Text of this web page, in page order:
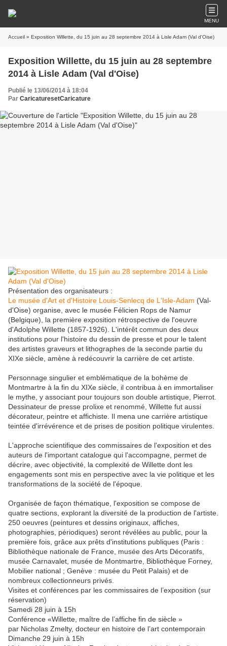
MENU
Accueil » Exposition Willette, du 15 juin au 28 septembre 2014 à Lisle Adam (Val d'Oise)
Exposition Willette, du 15 juin au 28 septembre
2014 à Lisle Adam (Val d'Oise)
Publié le 13/06/2014 à 18:04
Par CaricaturesetCaricature
Présentation des organisateurs :
Le musée d'Art et d'Histoire Louis-Senlecq de L'Isle-Adam (Val-
d'Oise) organise, avec le musée Félicien Rops de Namur
(Belgique), la première exposition rétrospective de l'oeuvre
d'Adolphe Willette (1857-1926). L'intérêt commun des deux
institutions pour l'histoire du dessin de presse et pour le talent
des artistes graveurs et lithographes de la seconde partie du
XIXe siècle, amène à redécouvrir la carrière de cet artiste.
Personnage singulier et emblématique de la bohème de
Montmartre à la fin du XIXe siècle, il contribua à en immortaliser
le mythe, y associant pour toujours son double artistique, Pierrot.
Dessinateur de presse prolixe et renommé, Willette fut aussi
décorateur, peintre et affichiste. Il mena une carrière artistique
teintée d'irrévérence et de prises de position politique virulentes.
L'approche scientifique des commissaires de l'exposition et des
auteurs de l'important catalogue qui l'accompagne, permet de
décrire, avec objectivité, la complexité de Willette dont les
engagements sont mis en perspective avec la vie politique et les
transformations de la société de l'époque.
Organisée de façon thématique, l'exposition se compose de
quatre sections, explorant la diversité de la production de l'artiste.
250 oeuvres (peintures et dessins originaux, affiches,
photographies, périodiques) seront révélées au public, pour la
première fois, grâce aux prêts d'institutions publiques (Paris :
Bibliothèque nationale de France, musée des Arts Décoratifs,
musée Carnavalet, musée de Montmartre, Bibliothèque Forney,
Mobilier national ; Genève : musée du Petit Palais) et de
nombreux collectionneurs privés.
Visites et conférences par les commissaires de l’exposition (sur
réservation)
Samedi 28 juin à 15h
Conférence «Willette, maître de l’affiche fin de siècle »
par Nicholas Zmelty, docteur en histoire de l’art contemporain
Dimanche 29 juin à 15h